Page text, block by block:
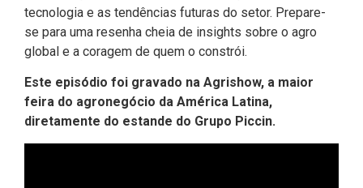
tecnologia e as tendências futuras do setor. Prepare-
se para uma resenha cheia de insights sobre o agro
global e a coragem de quem o constrói.
Este episódio foi gravado na Agrishow, a maior
feira do agronegócio da América Latina,
diretamente do estande do Grupo Piccin.